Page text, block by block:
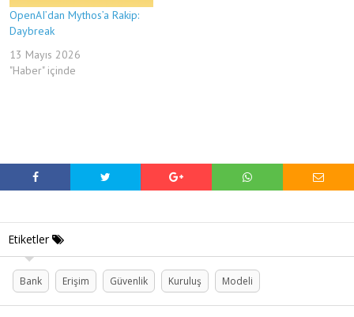
OpenAI’dan Mythos’a Rakip:
Daybreak
13 Mayıs 2026
"Haber" içinde
Etiketler
Bank Erişim Güvenlik Kuruluş Modeli